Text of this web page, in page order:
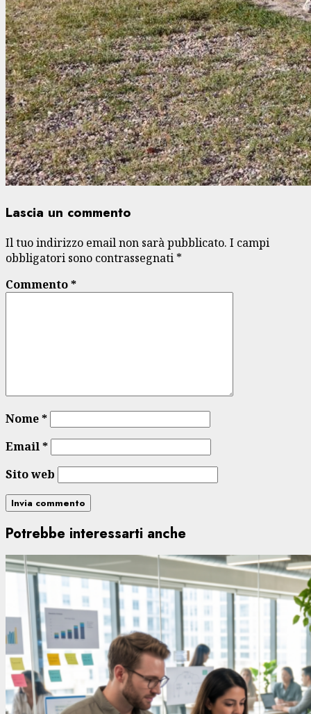
Lascia un commento
Il tuo indirizzo email non sarà pubblicato. I campi
obbligatori sono contrassegnati *
Commento*
Nome*
Email*
Sito web
Potrebbe interessarti anche